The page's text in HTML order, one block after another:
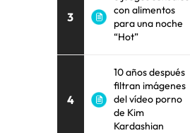
3
con alimentos
para una noche
“Hot”
4
10 años después
filtran imágenes
del vídeo porno
de Kim
Kardashian